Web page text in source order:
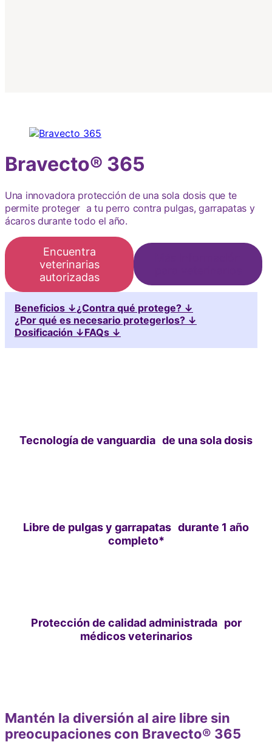
Bravecto® 365
Una innovadora protección de una sola dosis que te
permite proteger a tu perro contra pulgas, garrapatas y
ácaros durante todo el año.
Encuentra
veterinarias
autorizadas
Beneficios ↓¿Contra qué protege? ↓
¿Por qué es necesario protegerlos? ↓
Dosificación ↓FAQs ↓
Tecnología de vanguardia de una sola dosis
Libre de pulgas y garrapatas durante 1 año
completo*
Protección de calidad administrada por
médicos veterinarios
Mantén la diversión al aire libre sin
preocupaciones con Bravecto® 365